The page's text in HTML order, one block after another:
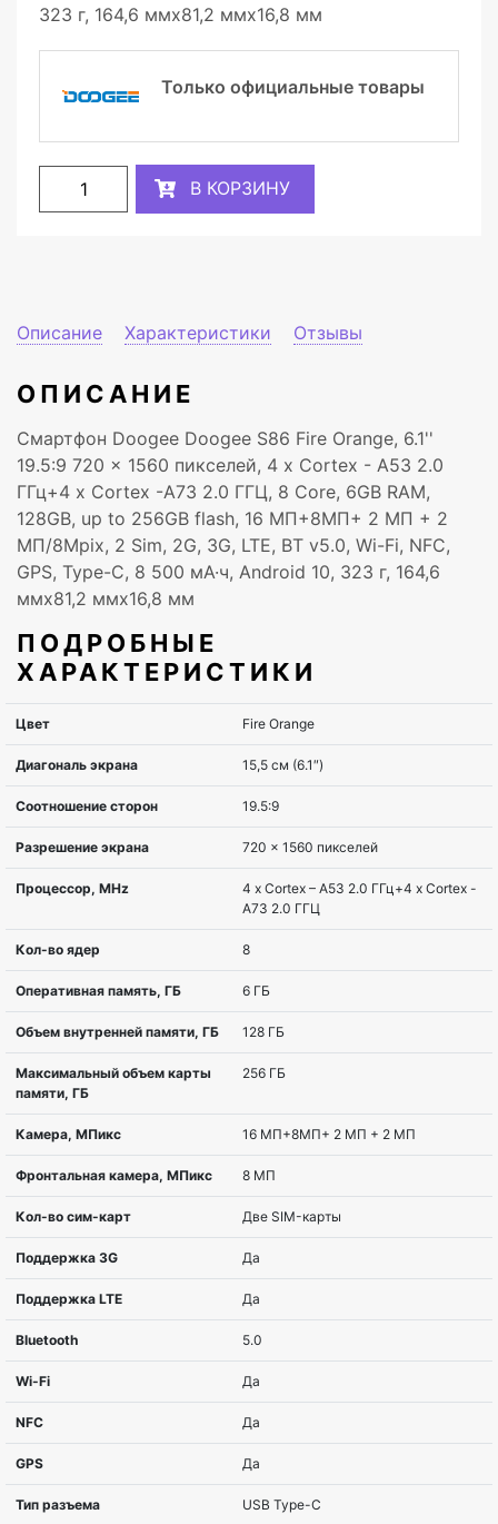
323 г, 164,6 ммx81,2 ммx16,8 мм
Только официальные товары
В КОРЗИНУ
Описание Характеристики Отзывы
ОПИСАНИЕ
Смартфон Doogee Doogee S86 Fire Orange, 6.1''
19.5:9 720 x 1560 пикселей, 4 x Cortex - A53 2.0
ГГц+4 x Cortex -A73 2.0 ГГЦ, 8 Core, 6GB RAM,
128GB, up to 256GB flash, 16 МП+8МП+ 2 МП + 2
МП/8Mpix, 2 Sim, 2G, 3G, LTE, BT v5.0, Wi-Fi, NFC,
GPS, Type-C, 8 500 мА·ч, Android 10, 323 г, 164,6
ммx81,2 ммx16,8 мм
ПОДРОБНЫЕ
ХАРАКТЕРИСТИКИ
Цвет
Диагональ экрана 15,5 см (6.1″)
Соотношение сторон